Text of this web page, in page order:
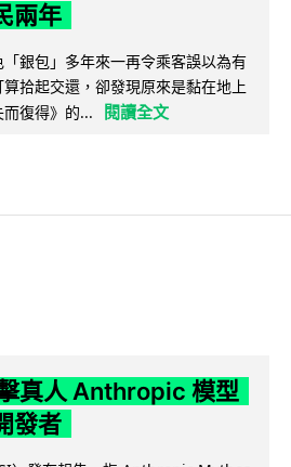
兩年
銀包」多年來一再令乘客誤以為有
拾起交還，卻發現原來是黏在地上
復得》的...
閱讀全文
真人 Anthropic 模型
發者